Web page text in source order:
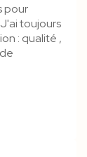
pour
toujours
: qualité ,